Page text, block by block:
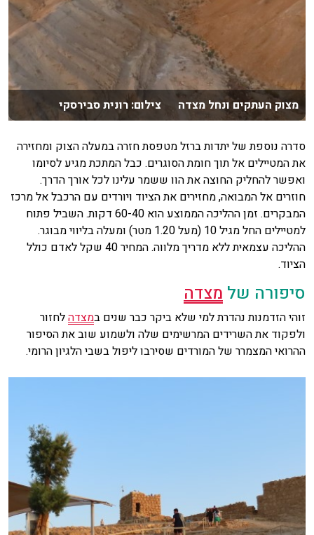
מצוק העתקים ונחל מצדה צילום: רונית סבירסקי
סדרה נוספת של יתדות ברזל מטפסת חזרה במעלה הצוק ומחזירה
את המטיילים אל תוך חומת הסוגרים. כבל המתכת מגיע לסיומו
ואפשר להחליק החוצה את הוו ששמר עלינו לכל אורך הדרך.
חוזרים אל המבואה, מחזירים את הציוד ויורדים עם הרכבל אל מרכז
המבקרים. זמן ההליכה הממוצע הוא 60-40 דקות. השביל פתוח
למטיילים החל מגיל 10 (מעל 1.20 מטר) ומעלה בליווי מבוגר.
ההליכה עצמאית ללא מדריך מלווה. המחיר 40 שקל לאדם כולל
הציוד.
סיפורה של מצדה
זוהי הזדמנות נהדרת למי שלא ביקר כבר שנים במצדהלחזור
ולפקוד את השרידים המרשימים שלה ולשמוע שוב את הסיפור
ההרואי המצמרר של המורדים שסירבו ליפול בשבי הלגיון הרומי.